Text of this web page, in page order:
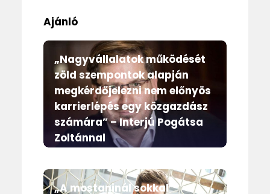
Ajánló
„Nagyvállalatok működését
zöld szempontok alapján
megkérdőjelezni nem előnyös
karrierlépés egy közgazdász
számára” – Interjú Pogátsa
Zoltánnal
„A mostaninál sokkal